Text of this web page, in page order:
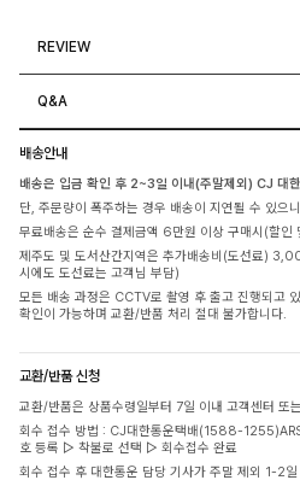
REVIEW
Q&A
배송안내
배송은 입금 확인 후 2~3일 이내(주말제외) CJ 대
단, 주문량이 폭주하는 경우 배송이 지연될 수 있으
무료배송은 순수 결제금액 6만원 이상 구매시(할인
제주도 및 도서산간지역은 추가배송비(도선료)
시에도 도선료는 고객님 부담)
모든 배송 과정은 CCTV로 촬영 후 출고 진행되고
확인이 가능하며 교환/반품 처리 절대 불가합니다.
교환/반품 신청
교환/반품은 상품수령일부터 7일 이내 고객센터 또
회수 접수 방법 : CJ대한통운택배(1588-
호 등록 ▷ 착불로 선택 ▷ 회수접수 완료
회수 접수 후 대한통운 담당 기사가 주말 제외 1-2일